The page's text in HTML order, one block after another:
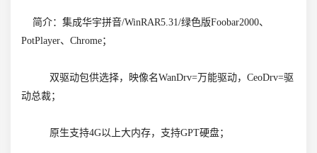
简介：集成华宇拼音/WinRAR5.31/绿色版Foobar2000、
PotPlayer、Chrome；
双驱动包供选择，映像名WanDrv=万能驱动，CeoDrv=驱
动总裁；
原生支持4G以上大内存，支持GPT硬盘；